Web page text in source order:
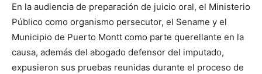
En la audiencia de preparación de juicio oral, el Ministerio
Público como organismo persecutor, el Sename y el
Municipio de Puerto Montt como parte querellante en la
causa, además del abogado defensor del imputado,
expusieron sus pruebas reunidas durante el proceso de